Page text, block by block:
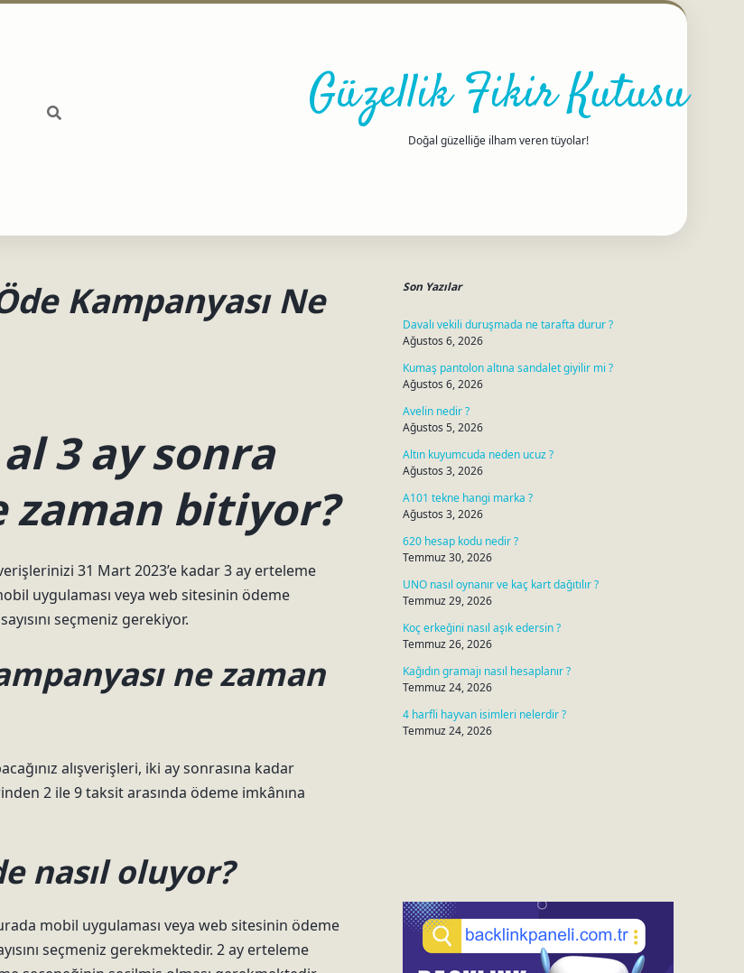
Güzellik Fikir Kutusu
Doğal güzelliğe ilham veren tüyolar!
Kampanyası Ne
3 ay sonra
zaman bitiyor?
31 Mart 2023’e kadar 3 ay erteleme
uygulaması veya web sitesinin ödeme
seçmeniz gerekiyor.
ne zaman
alışverişleri, iki ay sonrasına kadar
2 ile 9 taksit arasında ödeme imkânına
nasıl oluyor?
mobil uygulaması veya web sitesinin ödeme
seçmeniz gerekmektedir. 2 ay erteleme
Son Yazılar
Davalı vekili duruşmada ne tarafta durur ?
Ağustos 6, 2026
Kumaş pantolon altına sandalet giyilir mi ?
Ağustos 6, 2026
Avelin nedir ?
Ağustos 5, 2026
Altın kuyumcuda neden ucuz ?
Ağustos 3, 2026
A101 tekne hangi marka ?
Ağustos 3, 2026
620 hesap kodu nedir ?
Temmuz 30, 2026
UNO nasıl oynanır ve kaç kart dağıtılır ?
Temmuz 29, 2026
Koç erkeğini nasıl aşık edersin ?
Temmuz 26, 2026
Kağıdın gramajı nasıl hesaplanır ?
Temmuz 24, 2026
4 harfli hayvan isimleri nelerdir ?
Temmuz 24, 2026